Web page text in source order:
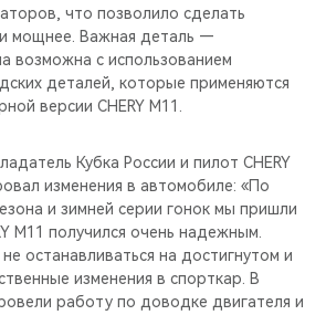
что позволило сделать
мощнее. Важная деталь —
возможна с использованием
деталей, которые применяются
версии CHERY M11.
Кубка России и пилот CHERY
изменения в автомобиле: «По
и зимней серии гонок мы пришли
M11 получился очень надежным.
останавливаться на достигнутом и
изменения в спорткар. В
работу по доводке двигателя и